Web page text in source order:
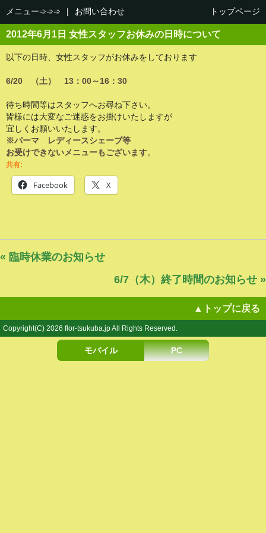
メニュー➾➾➾ | お問い合わせ トップページ
2012年6月1日 女性スタッフお休みの日時について
以下の日時、女性スタッフがお休みをしております
6/20 （土） 13：00～16：30
待ち時間等はスタッフへお尋ね下さい。
皆様には大変なご迷惑をお掛けいたしますが
宜しくお願いいたします。
※パーマ レディースシェーブ等
お受けできないメニューもございます。
共有:
Facebook X
« 臨時休業のお知らせ
6/7（木）終了時間のお知らせ »
▲トップに戻る
Copyright(C) 2026 flor-tsukuba.jp All Rights Reserved.
モバイル PC